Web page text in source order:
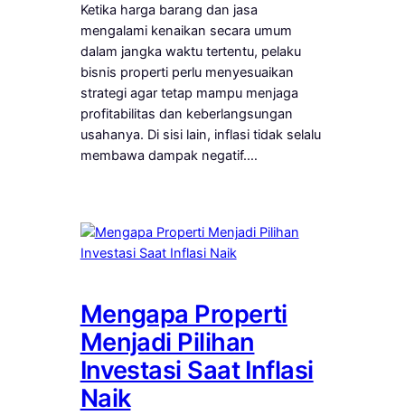
Ketika harga barang dan jasa
mengalami kenaikan secara umum
dalam jangka waktu tertentu, pelaku
bisnis properti perlu menyesuaikan
strategi agar tetap mampu menjaga
profitabilitas dan keberlangsungan
usahanya. Di sisi lain, inflasi tidak selalu
membawa dampak negatif.…
Mengapa Properti
Menjadi Pilihan
Investasi Saat Inflasi
Naik